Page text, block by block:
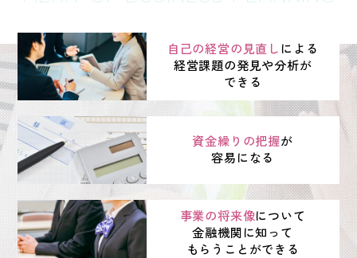
自己の経営の見直し による
経営課題の発見や分析が
できる
資金繰りの把握が
容易になる
事業の将来像について
金融機関に知って
もらうことができる